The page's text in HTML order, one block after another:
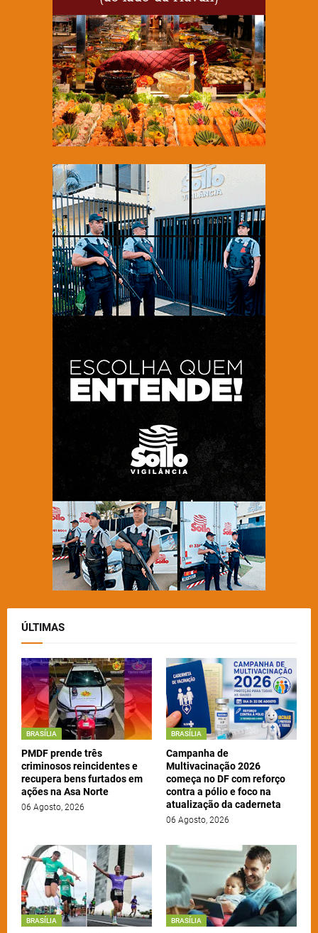
ÚLTIMAS
BRASÍLIA
PMDF prende três
criminosos reincidentes e
recupera bens furtados em
ações na Asa Norte
06 Agosto, 2026
BRASÍLIA
Campanha de
Multivacinação 2026
começa no DF com reforço
contra a pólio e foco na
atualização da caderneta
06 Agosto, 2026
BRASÍLIA BRASÍLIA